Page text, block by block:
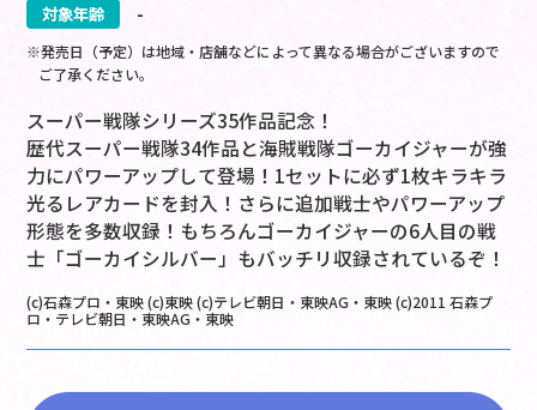
対象年齢
-
※発売日（予定）は地域・店舗などによって異なる場合がございますので
ご了承ください。
スーパー戦隊シリーズ35作品記念！
歴代スーパー戦隊34作品と海賊戦隊ゴーカイジャーが強
力にパワーアップして登場！1セットに必ず1枚キラキラ
光るレアカードを封入！さらに追加戦士やパワーアップ
形態を多数収録！もちろんゴーカイジャーの6人目の戦
士「ゴーカイシルバー」もバッチリ収録されているぞ！
(c)石森プロ・東映 (c)東映 (c)テレビ朝日・東映AG・東映 (c)2011 石森プ
ロ・テレビ朝日・東映AG・東映